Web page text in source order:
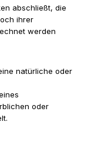
abschließt, die
ihrer
werden
natürliche oder
oder